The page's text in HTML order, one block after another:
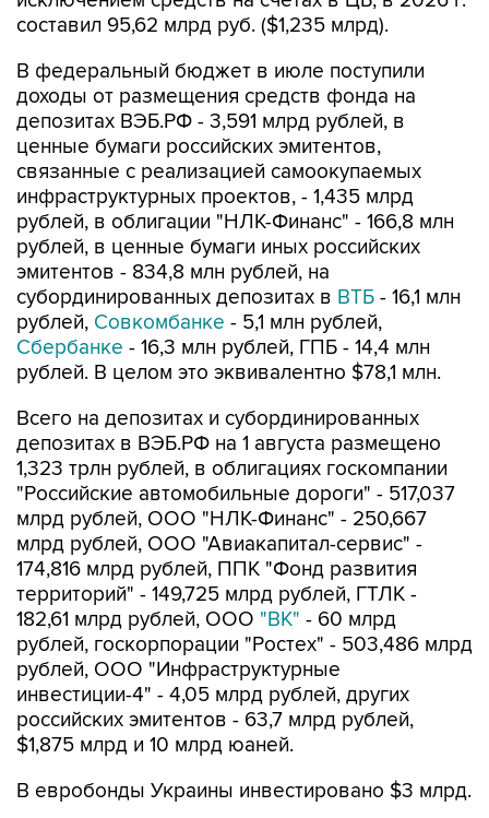
В федеральный бюджет в июле поступили
депозитах ВЭБ.РФ - 3,591 млрд рублей, в
ценные бумаги российских эмитентов,
связанные с реализацией самоокупаемых
инфраструктурных проектов, - 1,435 млрд
рублей, в облигации "НЛК-Финанс" - 166,8 млн
рублей, в ценные бумаги иных российских
эмитентов - 834,8 млн рублей, на
субординированных депозитах вВТБ- 16,1 млн
рублей,Совкомбанке - 5,1 млн рублей,
Сбербанке- 16,3 млн рублей, ГПБ - 14,4 млн
рублей. В целом это эквивалентно $78,1 млн.
Всего на депозитах и субординированных
1,323 трлн рублей, в облигациях госкомпании
"Российские автомобильные дороги" - 517,037
млрд рублей, ООО "НЛК-Финанс" - 250,667
млрд рублей, ООО "Авиакапитал-сервис" -
174,816 млрд рублей, ППК "Фонд развития
территорий" - 149,725 млрд рублей, ГТЛК -
182,61 млрд рублей, ООО "ВК"- 60 млрд
рублей, госкорпорации "Ростех" - 503,486 млрд
рублей, ООО "Инфраструктурные
инвестиции-4" - 4,05 млрд рублей, других
российских эмитентов - 63,7 млрд рублей,
$1,875 млрд и 10 млрд юаней.
В евробонды Украины инвестировано $3 млрд.
Помимо этого, средства ФНБ вложены в